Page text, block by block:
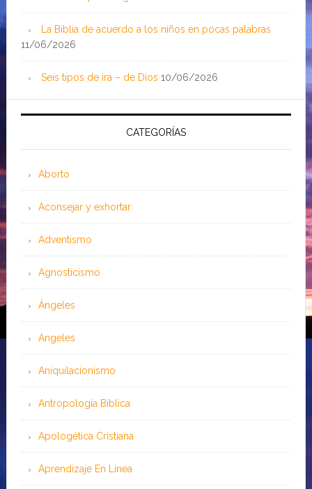
La Biblia de acuerdo a los niños en pocas palabras
11/06/2026
Seis tipos de ira – de Dios 10/06/2026
CATEGORÍAS
Aborto
Aconsejar y exhortar
Adventismo
Agnosticismo
Ángeles
Angeles
Aniquilacionismo
Antropología Bíblica
Apologética Cristiana
Aprendizaje En Línea